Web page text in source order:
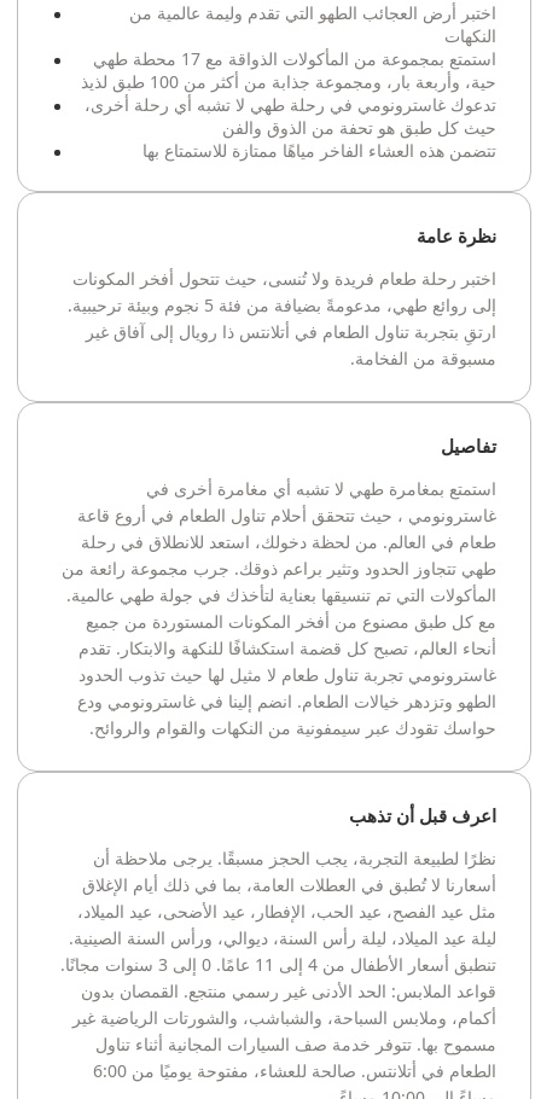
اختبر أرض العجائب الطهو التي تقدم وليمة عالمية من
النكهات
استمتع بمجموعة من المأكولات الذواقة مع 17 محطة طهي
حية، وأربعة بار، ومجموعة جذابة من أكثر من 100 طبق لذيذ
تدعوك غاسترونومي في رحلة طهي لا تشبه أي رحلة أخرى،
حيث كل طبق هو تحفة من الذوق والفن
تتضمن هذه العشاء الفاخر مياهًا ممتازة للاستمتاع بها
نظرة عامة
اختبر رحلة طعام فريدة ولا تُنسى، حيث تتحول أفخر المكونات
إلى روائع طهي، مدعومةً بضيافة من فئة 5 نجوم وبيئة ترحيبية.
ارتقِ بتجربة تناول الطعام في أتلانتس ذا رويال إلى آفاق غير
مسبوقة من الفخامة.
تفاصيل
استمتع بمغامرة طهي لا تشبه أي مغامرة أخرى في
غاسترونومي ، حيث تتحقق أحلام تناول الطعام في أروع قاعة
طعام في العالم. من لحظة دخولك، استعد للانطلاق في رحلة
طهي تتجاوز الحدود وتثير براعم ذوقك. جرب مجموعة رائعة من
المأكولات التي تم تنسيقها بعناية لتأخذك في جولة طهي عالمية.
مع كل طبق مصنوع من أفخر المكونات المستوردة من جميع
أنحاء العالم، تصبح كل قضمة استكشافًا للنكهة والابتكار. تقدم
غاسترونومي تجربة تناول طعام لا مثيل لها حيث تذوب الحدود
الطهو وتزدهر خيالات الطعام. انضم إلينا في غاسترونومي ودع
حواسك تقودك عبر سيمفونية من النكهات والقوام والروائح.
اعرف قبل أن تذهب
نظرًا لطبيعة التجربة، يجب الحجز مسبقًا. يرجى ملاحظة أن
أسعارنا لا تُطبق في العطلات العامة، بما في ذلك أيام الإغلاق
مثل عيد الفصح، عيد الحب، الإفطار، عيد الأضحى، عيد الميلاد،
ليلة عيد الميلاد، ليلة رأس السنة، ديوالي، ورأس السنة الصينية.
تنطبق أسعار الأطفال من 4 إلى 11 عامًا. 0 إلى 3 سنوات مجانًا.
قواعد الملابس: الحد الأدنى غير رسمي منتجع. القمصان بدون
أكمام، وملابس السباحة، والشباشب، والشورتات الرياضية غير
مسموح بها. تتوفر خدمة صف السيارات المجانية أثناء تناول
الطعام في أتلانتس. صالحة للعشاء، مفتوحة يوميًا من 6:00